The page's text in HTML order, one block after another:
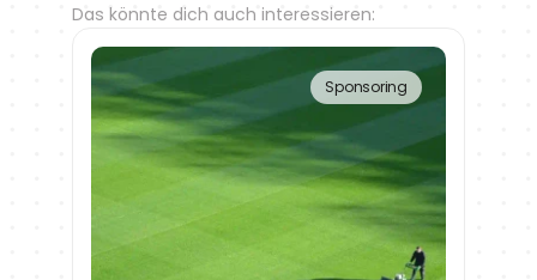
Das könnte dich auch interessieren:
Sponsoring